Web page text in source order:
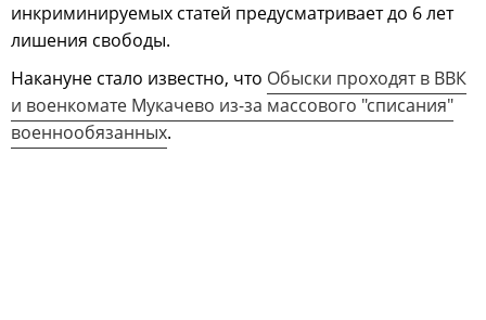
инкриминируемых статей предусматривает до 6 лет
лишения свободы.
Накануне стало известно, что Обыски проходят в ВВК
и военкомате Мукачево из-за массового "списания"
военнообязанных.